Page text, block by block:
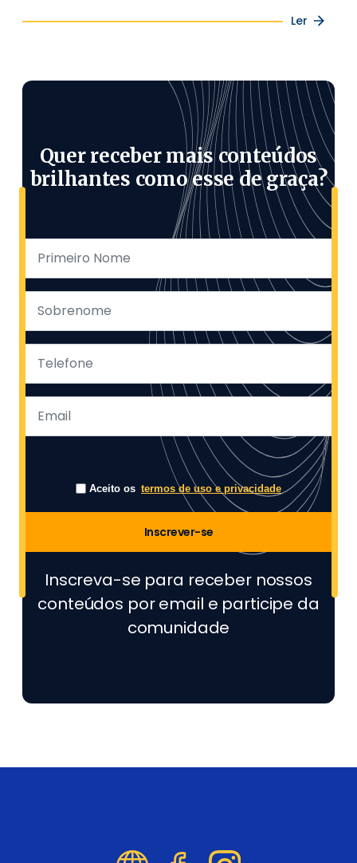
Ler
Quer receber mais conteúdos
brilhantes como esse de graça?
Aceito os termos de uso e privacidade
Inscrever-se
Inscreva-se para receber nossos
conteúdos por email e participe da
comunidade